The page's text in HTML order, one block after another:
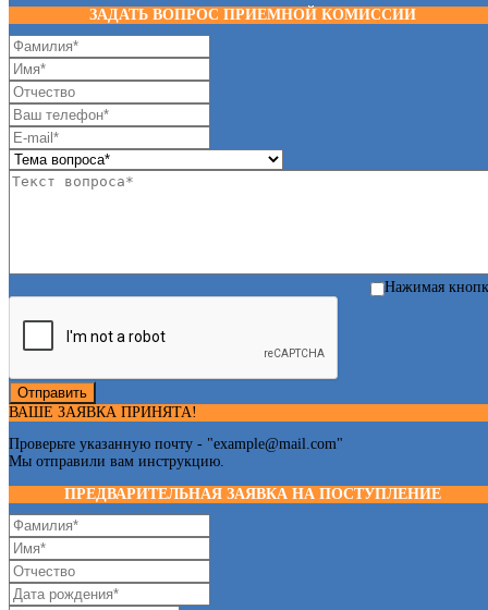
ЗАДАТЬ ВОПРОС ПРИЕМНОЙ КОМИССИИ
Нажимая
Отправить
ВАШЕ ЗАЯВКА ПРИНЯТА!
Проверьте указанную почту - "example@mail.com"
Мы отправили вам инструкцию.
ПРЕДВАРИТЕЛЬНАЯ ЗАЯВКА НА ПОСТУПЛЕНИЕ